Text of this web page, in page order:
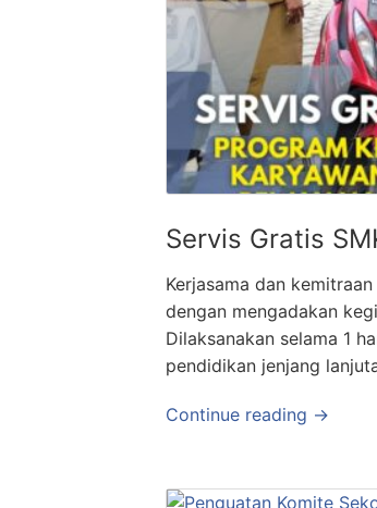
Servis Gratis
Kerjasama dan
dengan mengadakan
Dilaksanakan selama 1
pendidikan jenjang
Continue reading →